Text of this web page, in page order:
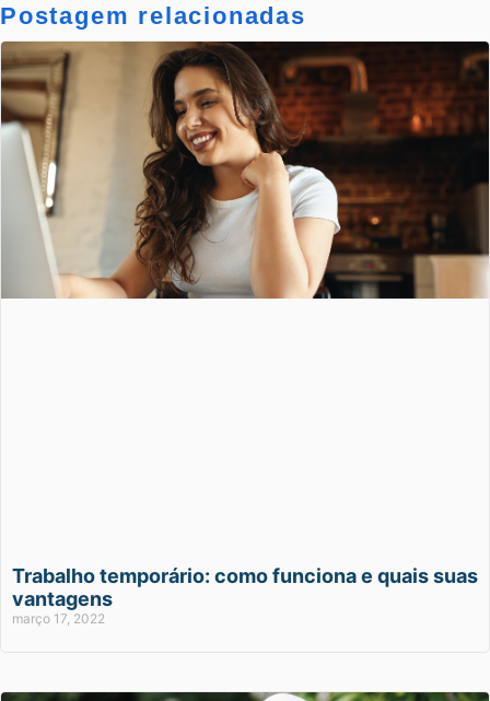
Postagem relacionadas
Trabalho temporário: como funciona e quais suas
vantagens
março 17, 2022